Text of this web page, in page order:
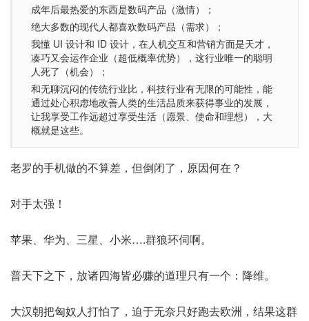
成年后最热爱的东西是数码产品（激情）；
绝大多数的现代人都喜欢数码产品（需求）；
我懂 UI 设计和 ID 设计，在人机交互和营销方面是天才，
凑巧又会运作企业（超低概率优势），这行业唯一的聪明
人死了（机会）；
和无聊沉闷的传统行业比，科技行业有无限的可能性，能
通过处心积虑地改善人类的生活品质来获得事业的发展，
让我享受工作远超过享受生活（愿景、使命和理想），大
概就是这些。
老罗的手机做的不算差，但倒闭了，原因何在？
对手太强！
苹果、华为、三星、小米….群狼环伺啊。
普天下之下，放诸四海皆必赚的道理只有一个：降维。
大汉朝把匈奴人打怕了，迫于无奈只好跑去欧洲，结果这群